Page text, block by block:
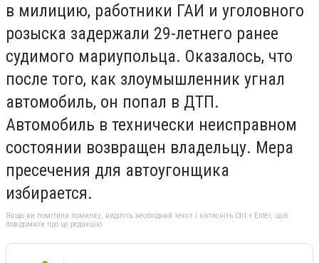
в милицию, работники ГАИ и уголовного
розыска задержали 29-летнего ранее
судимого мариупольца. Оказалось, что
после того, как злоумышленник угнал
автомобиль, он попал в ДТП.
Автомобиль в технически неисправном
состоянии возвращен владельцу. Мера
пресечения для автоугонщика
избирается.
Якщо ви помітили помилку, виділіть необхідний текст і натисніть Ctrl + Enter, щоб
повідомити про це редакцію